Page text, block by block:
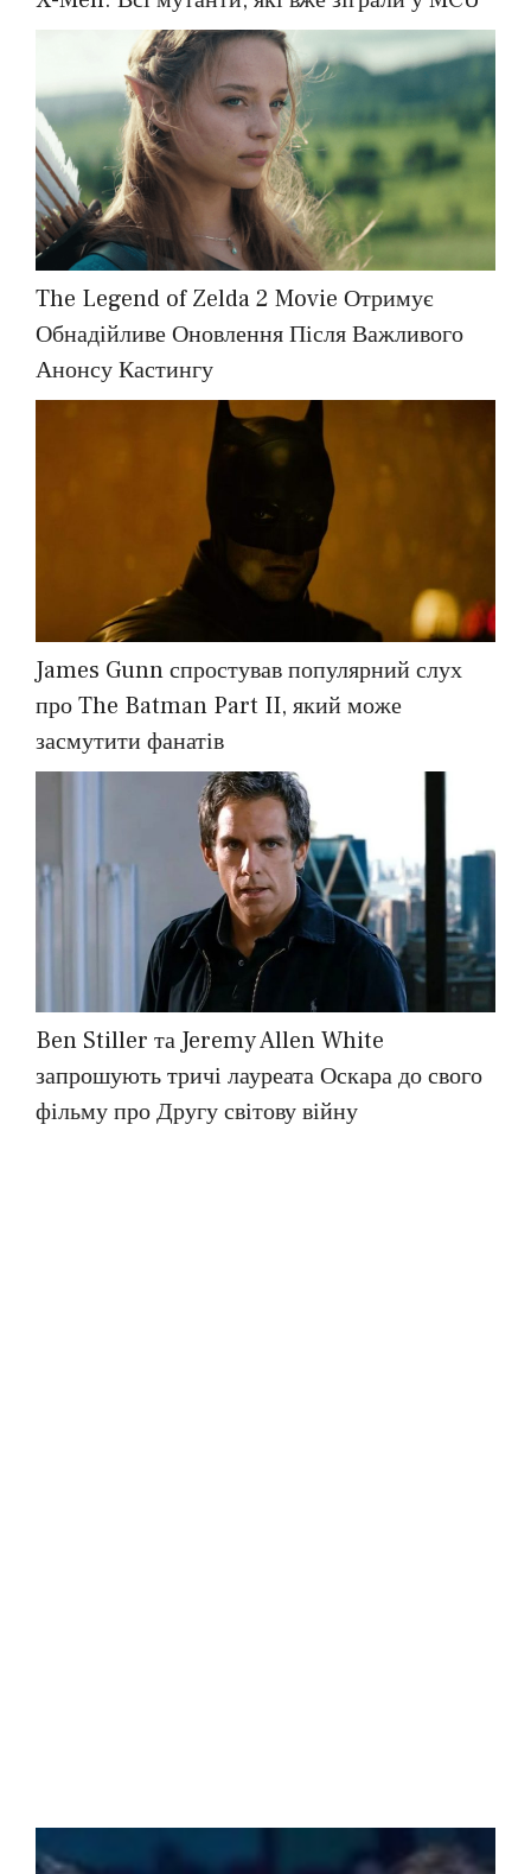
The Legend of Zelda 2 Movie Отримує
Обнадійливе Оновлення Після Важливого
Анонсу Кастингу
James Gunn спростував популярний слух
про The Batman Part II, який може
засмутити фанатів
Ben Stiller та Jeremy Allen White
запрошують тричі лауреата Оскара до свого
фільму про Другу світову війну